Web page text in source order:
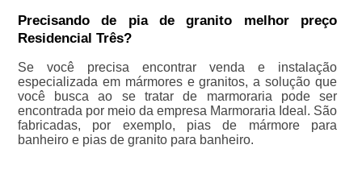
Precisando de pia de granito melhor preço
Residencial Três?
Se você precisa encontrar venda e instalação
especializada em mármores e granitos, a solução que
você busca ao se tratar de marmoraria pode ser
encontrada por meio da empresa Marmoraria Ideal. São
fabricadas, por exemplo, pias de mármore para
banheiro e pias de granito para banheiro.